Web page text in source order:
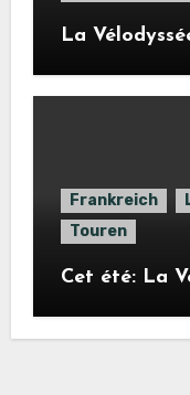
La
Frankreich
Touren
Cet été: La